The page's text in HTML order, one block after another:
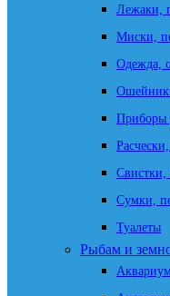
Лежаки,
Миски,
Одежда,
Приборы
Свистки,
Сумки,
Туалеты
Рыбам и